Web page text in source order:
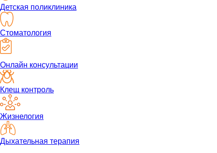
Детская поликлиника
Стоматология
Онлайн консультации
Клещ контроль
Жизнелогия
Дыхательная терапия